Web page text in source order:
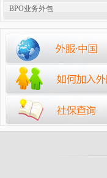
BPO业务外包